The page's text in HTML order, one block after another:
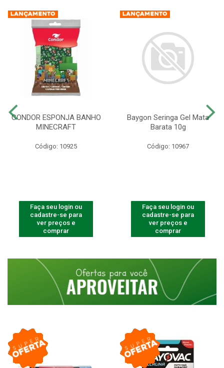
CONDOR ESPONJA BANHO
MINECRAFT
Código: 10925
Faça seu login ou
cadastre-se para
ver preços e
comprar
Baygon Seringa Gel Mata
Barata 10g
Código: 10967
Faça seu login ou
cadastre-se para
ver preços e
comprar